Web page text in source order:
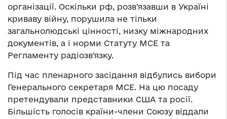
організації. Оскільки рф, розв’язавши в Україні
криваву війну, порушила не тільки
загальнолюдські цінності, низку міжнародних
документів, а і норми Статуту МСЕ та
Регламенту радіозв’язку.
Під час пленарного засідання відбулись вибори
Генерального секретаря МСЕ. На цю посаду
претендували представники США та росії.
Більшість голосів країни-члени Союзу віддали